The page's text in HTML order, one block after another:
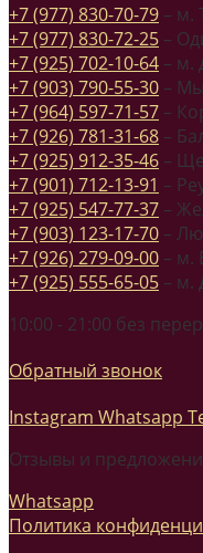
+7 (977) 830-70-79 – м.
+7 (977) 830-72-25 –
+7 (925) 702-10-64 – м.
+7 (903) 790-55-30 –
+7 (964) 597-71-57 –
+7 (926) 781-31-68 –
+7 (925) 912-35-46 –
+7 (901) 712-13-91 –
+7 (925) 547-77-37 –
+7 (903) 123-17-70 –
+7 (926) 279-09-00 – м.
+7 (925) 555-65-05 – м.
10:00 - 21:00 без
Обратный звонок
Instagram Whatsapp
Отзывы и
Whatsapp
Политика